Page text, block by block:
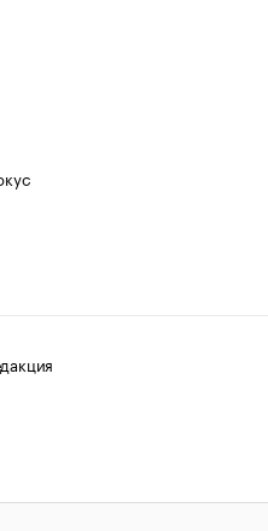
авторских прав